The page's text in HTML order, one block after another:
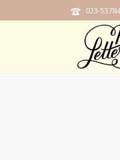
023-